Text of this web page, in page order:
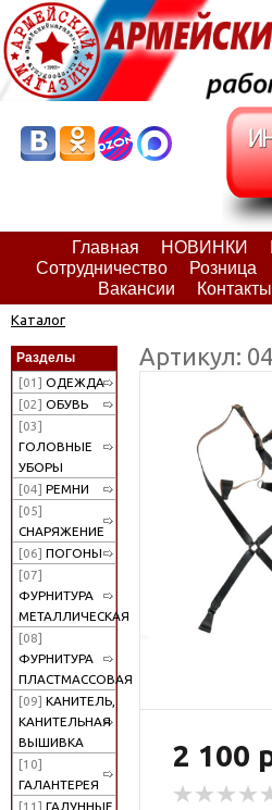
Главная НОВИНКИ
Сотрудничество
Розница
Вакансии
Контакты
Каталог
Разделы
[01] ОДЕЖДА
[02] ОБУВЬ
[03]
ГОЛОВНЫЕ
УБОРЫ
[04] РЕМНИ
[05]
СНАРЯЖЕНИЕ
[06] ПОГОНЫ
[07]
ФУРНИТУРА
МЕТАЛЛИЧЕСКАЯ
[08]
ФУРНИТУРА
ПЛАСТМАССОВАЯ
[09] КАНИТЕЛЬ,
КАНИТЕЛЬНАЯ
ВЫШИВКА
[10]
ГАЛАНТЕРЕЯ
[11] ГАЛУННЫЕ
Артикул:
2 100